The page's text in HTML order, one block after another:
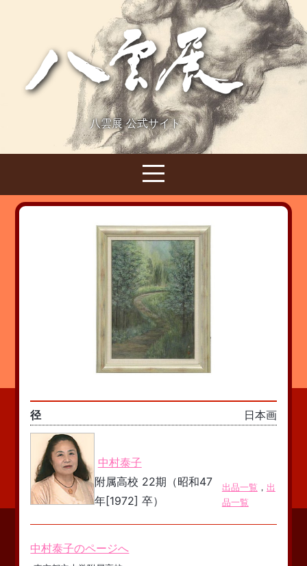
八雲展 公式サイト
径 日本画
中村泰子
附属高校 22期（昭和47
年[1972] 卒）
出品一覧 ， 出
品一覧
中村泰子のページへ